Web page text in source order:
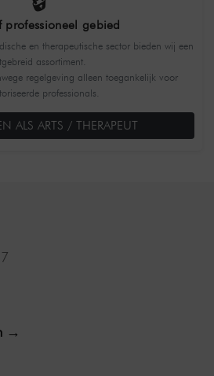
professioneel gebied
en therapeutische sector bieden wij een
assortiment.
regelgeving alleen toegankelijk voor
professionals.
ALS ARTS / THERAPEUT
→